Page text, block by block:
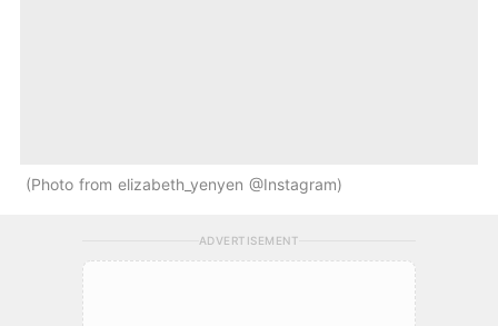
Photo from elizabeth_yenyen @Instagram
ADVERTISEMENT